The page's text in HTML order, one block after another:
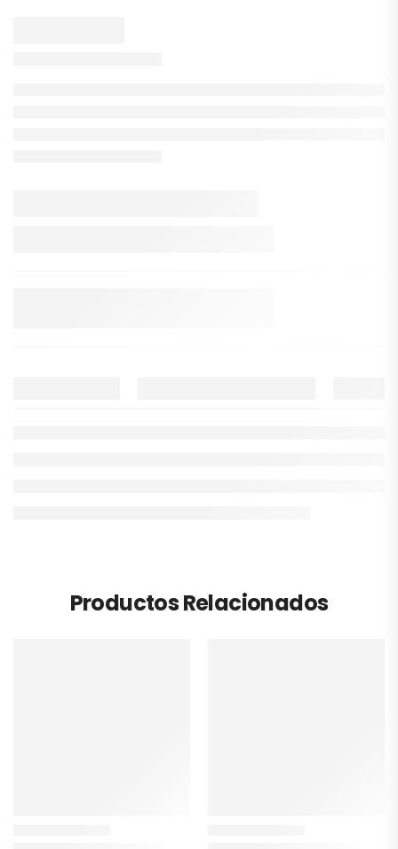
Productos Relacionados